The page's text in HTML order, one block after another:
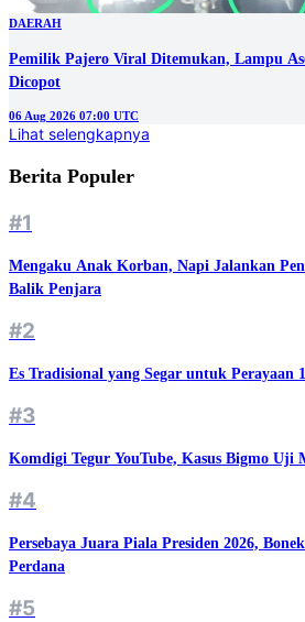
DAERAH
Pemilik Pajero Viral Ditemukan, Lampu
Dicopot
06 Aug 2026 07:00 UTC
Lihat selengkapnya
Berita Populer
#1
Mengaku Anak Korban, Napi Jalankan
Balik Penjara
#2
Es Tradisional yang Segar untuk Perayaan
#3
Komdigi Tegur YouTube, Kasus Bigmo Uji
#4
Persebaya Juara Piala Presiden 2026,
Perdana
#5